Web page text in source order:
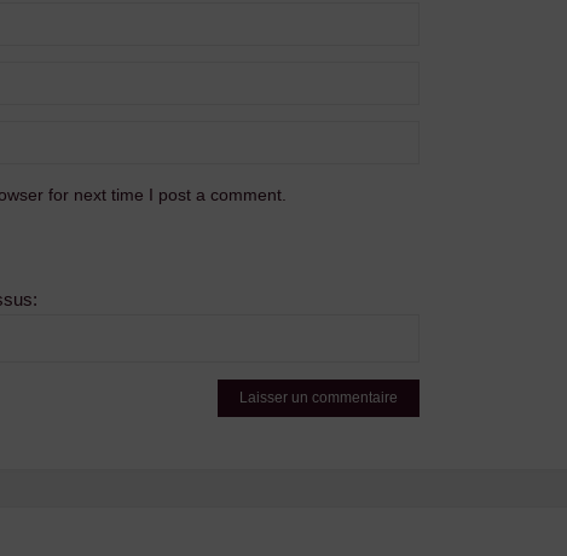
for next time I post a comment.